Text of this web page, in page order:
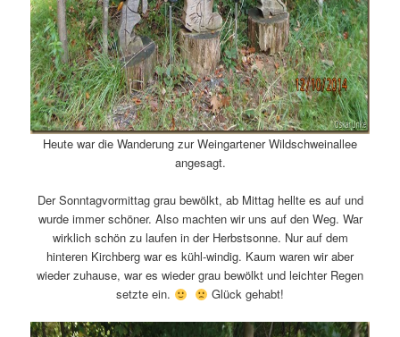
Heute war die Wanderung zur Weingartener Wildschweinallee
angesagt.
Der Sonntagvormittag grau bewölkt, ab Mittag hellte es auf und
wurde immer schöner. Also machten wir uns auf den Weg. War
wirklich schön zu laufen in der Herbstsonne. Nur auf dem
hinteren Kirchberg war es kühl-windig. Kaum waren wir aber
wieder zuhause, war es wieder grau bewölkt und leichter Regen
setzte ein.
Glück gehabt!